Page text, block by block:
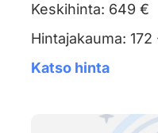
Keskihinta: 649 €
Hintajakauma:
Katso hinta